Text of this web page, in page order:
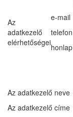
Az
adatkezelő
elérhetőségei
e-mail
telefon
honlap
Az adatkezelő neve
Az adatkezelő címe